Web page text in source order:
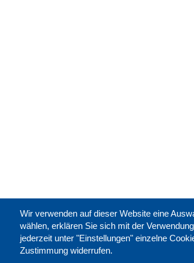
Wir verwenden auf dieser Website eine
wählen, erklären Sie sich mit der
jederzeit unter "Einstellungen" einzelne
Zustimmung widerrufen.